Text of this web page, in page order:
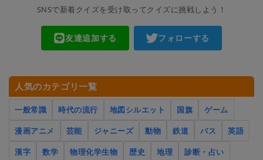
SNSで新着クイズを受け取ってクイズに挑戦しよう！
友達追加する フォローする
人気のカテゴリ一覧
一般常識 時代の流行 地図シルエット 国旗
ゲーム
漫画アニメ
芸能 ジャニーズ 動物 鉄道 バス
英語
漢字
数学 物理化学生物 歴史 地理 診断・占い